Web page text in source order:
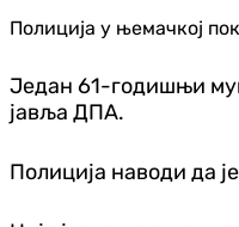
Полиција у њемачкој
Један 61-годишњи
јавља ДПА.
Полиција наводи да